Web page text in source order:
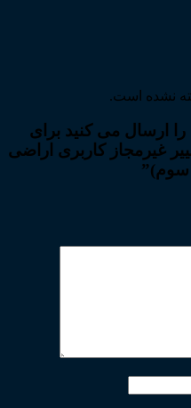
نشده است.
را ارسال می کنید برای
۳۲ ـ جرم تغییر غیرمجاز کاربری اراضی
سوم)”